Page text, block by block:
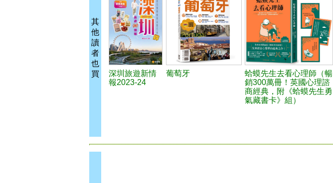
其
他
讀
者
也
買
深圳旅遊新情
報2023-24
葡萄牙
蛤蟆先生去看心理師（暢
銷300萬冊！英國心理諮
商經典，附《蛤蟆先生勇
氣藏書卡》組）